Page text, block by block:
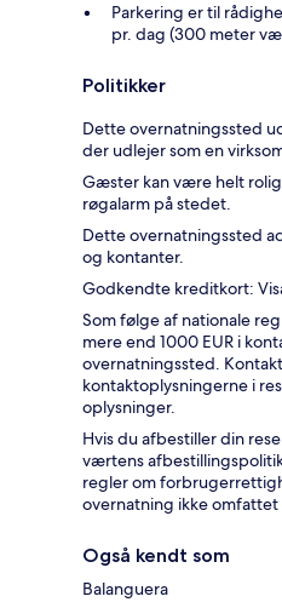
Parkering er til
pr. dag (300 meter
Politikker
Dette overnatningssted
der udlejer som en
Gæster kan være helt
røgalarm på stedet.
Dette overnatningssted
og kontanter.
Godkendte kreditkort:
Som følge af nationale
mere end 1000 EUR i
overnatningssted.
kontaktoplysningerne i
oplysninger.
Hvis du afbestiller din
værtens
regler om
overnatning ikke
Også kendt som
Balanguera